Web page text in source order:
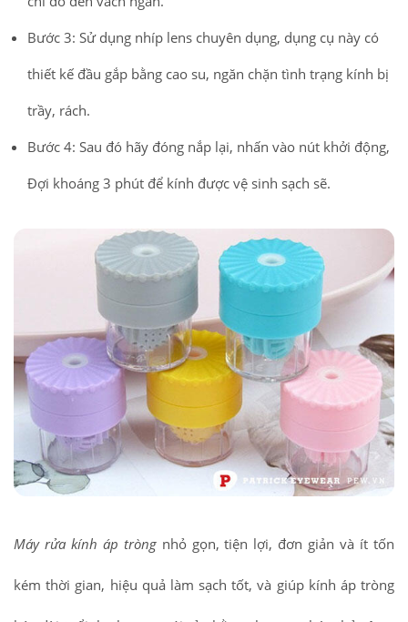
Bước 3: Sử dụng nhíp lens chuyên dụng, dụng cụ này có
thiết kế đầu gắp bằng cao su, ngăn chặn tình trạng kính bị
trầy, rách.
Bước 4: Sau đó hãy đóng nắp lại, nhấn vào nút khởi động,
Đợi khoáng 3 phút để kính được vệ sinh sạch sẽ.
Máy rửa kính áp tròngnhỏ gọn, tiện lợi, đơn giản và ít tốn
kém thời gian, hiệu quả làm sạch tốt, và giúp kính áp tròng